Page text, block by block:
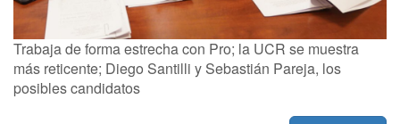
Trabaja de forma estrecha con Pro; la UCR se muestra
más reticente; Diego Santilli y Sebastián Pareja, los
posibles candidatos